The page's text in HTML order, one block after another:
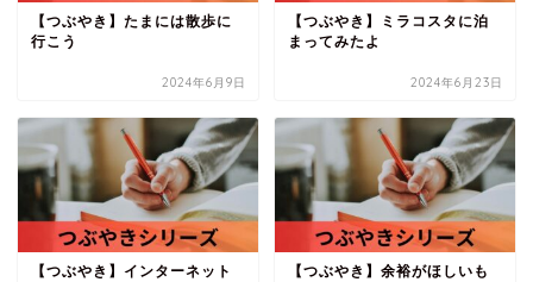
【つぶやき】たまには散歩に
行こう
2024年6月9日
【つぶやき】ミラコスタに泊
まってみたよ
2024年6月23日
【つぶやき】インターネット
【つぶやき】余裕がほしいも